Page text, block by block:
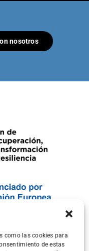
como las cookies para
de estas
nosotros